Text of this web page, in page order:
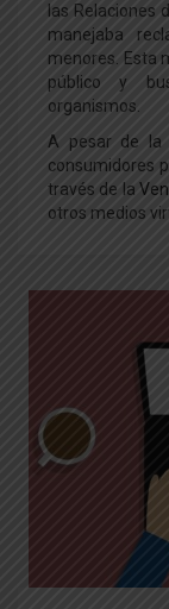
las Relaciones
manejaba
menores. Esta
público y
organismos.
A pesar de la
consumidores
través de la
otros medios